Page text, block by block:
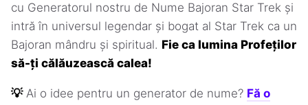
cu Generatorul nostru de Nume Bajoran Star Trek și
intră în universul legendar și bogat al Star Trek ca un
Bajoran mândru și spiritual. Fie ca lumina Profeților
să-ți călăuzească calea!
💡 Ai o idee pentru un generator de nume? Fă o